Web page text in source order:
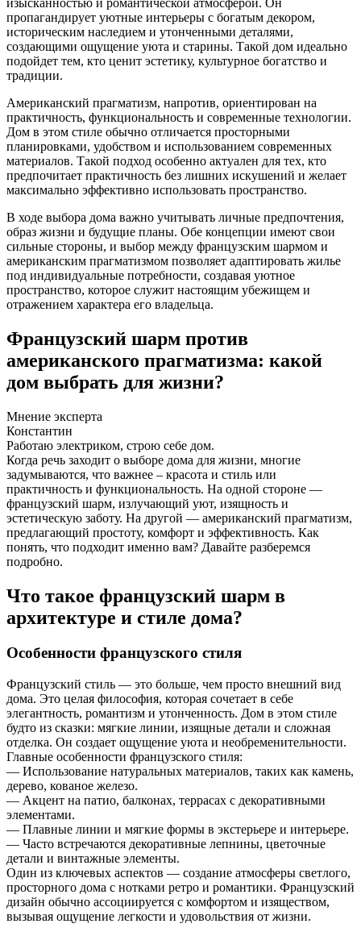
пропагандирует уютные интерьеры с богатым декором,
историческим наследием и утонченными деталями,
создающими ощущение уюта и старины. Такой дом идеально
подойдет тем, кто ценит эстетику, культурное богатство и
традиции.
Американский прагматизм, напротив, ориентирован на
практичность, функциональность и современные технологии.
Дом в этом стиле обычно отличается просторными
планировками, удобством и использованием современных
материалов. Такой подход особенно актуален для тех, кто
предпочитает практичность без лишних искушений и желает
максимально эффективно использовать пространство.
В ходе выбора дома важно учитывать личные предпочтения,
образ жизни и будущие планы. Обе концепции имеют свои
сильные стороны, и выбор между французским шармом и
американским прагматизмом позволяет адаптировать жилье
под индивидуальные потребности, создавая уютное
пространство, которое служит настоящим убежищем и
отражением характера его владельца.
Французский шарм против
американского прагматизма: какой
дом выбрать для жизни?
Мнение эксперта
Константин
Работаю электриком, строю себе дом.
Когда речь заходит о выборе дома для жизни, многие
задумываются, что важнее – красота и стиль или
практичность и функциональность. На одной стороне —
французский шарм, излучающий уют, изящность и
эстетическую заботу. На другой — американский прагматизм,
предлагающий простоту, комфорт и эффективность. Как
понять, что подходит именно вам? Давайте разберемся
подробно.
Что такое французский шарм в
архитектуре и стиле дома?
Особенности французского стиля
Французский стиль — это больше, чем просто внешний вид
дома. Это целая философия, которая сочетает в себе
элегантность, романтизм и утонченность. Дом в этом стиле
будто из сказки: мягкие линии, изящные детали и сложная
отделка. Он создает ощущение уюта и необременительности.
Главные особенности французского стиля:
— Использование натуральных материалов, таких как камень,
дерево, кованое железо.
— Акцент на патио, балконах, террасах с декоративными
элементами.
— Плавные линии и мягкие формы в экстерьере и интерьере.
— Часто встречаются декоративные лепнины, цветочные
детали и винтажные элементы.
Один из ключевых аспектов — создание атмосферы светлого,
просторного дома с нотками ретро и романтики. Французский
дизайн обычно ассоциируется с комфортом и изяществом,
вызывая ощущение легкости и удовольствия от жизни.